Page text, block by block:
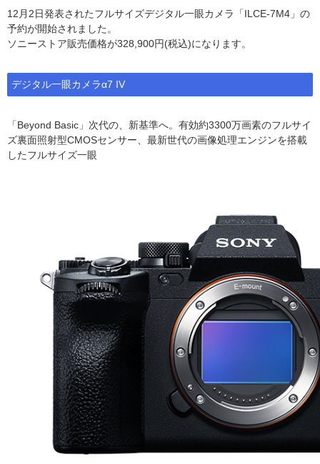
12月2日発表されたフルサイズデジタル一眼カメラ「ILCE-7M4」の
予約が開始されました。
ソニーストア販売価格が328,900円(税込)になります。
デジタル一眼カメラα7 IV
「Beyond Basic」次代の、新基準へ。有効約3300万画素のフルサイ
ズ裏面照射型CMOSセンサー、最新世代の画像処理エンジンを搭載
したフルサイズ一眼